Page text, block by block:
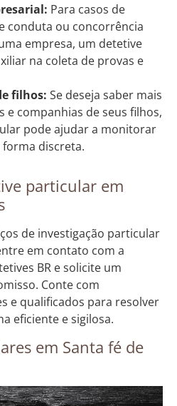
Para casos de
conduta ou concorrência
empresa, um detetive
na coleta de provas e
filhos: Se deseja saber mais
e companhias de seus filhos,
pode ajudar a monitorar
discreta.
particular em
de investigação particular
em contato com a
BR e solicite um
Conte com
e qualificados para resolver
eficiente e sigilosa.
em Santa fé de